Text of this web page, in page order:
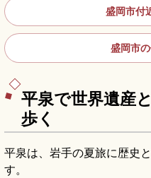
盛岡市付
盛岡市
平泉で世界遺産
歩く
平泉は、岩手の夏旅に歴史
す。